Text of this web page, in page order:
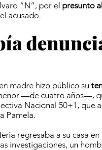
“N”, por el presunto
acusado.
madre hizo público su
—de cuatro años—,
Nacional 50+1, que
Pamela.
regresaba a su casa
investigaciones, un